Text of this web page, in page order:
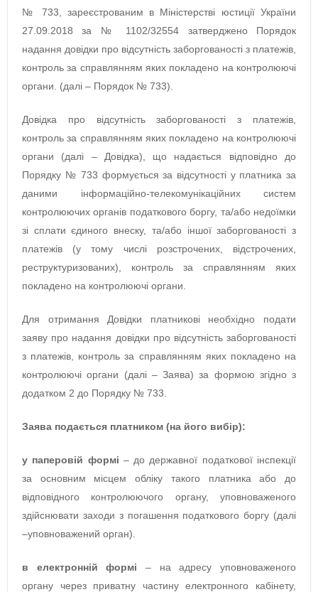
№ 733, зареєстрованим в Міністерстві юстиції України
27.09.2018 за № 1102/32554 затверджено Порядок
надання довідки про відсутність заборгованості з платежів,
контроль за справлянням яких покладено на контролюючі
органи. (далі – Порядок № 733).
Довідка про відсутність заборгованості з платежів,
контроль за справлянням яких покладено на контролюючі
органи (далі – Довідка), що надається відповідно до
Порядку № 733 формується за відсутності у платника за
даними інформаційно-телекомунікаційних систем
контролюючих органів податкового боргу, та/або недоїмки
зі сплати єдиного внеску, та/або іншої заборгованості з
платежів (у тому числі розстрочених, відстрочених,
реструктуризованих), контроль за справлянням яких
покладено на контролюючі органи.
Для отримання Довідки платникові необхідно подати
заяву про надання довідки про відсутність заборгованості
з платежів, контроль за справлянням яких покладено на
контролюючі органи (далі – Заява) за формою згідно з
додатком 2 до Порядку № 733.
Заява подається платником (на його вибір):
у паперовій формі – до державної податкової інспекції
за основним місцем обліку такого платника або до
відповідного контролюючого органу, уповноваженого
здійснювати заходи з погашення податкового боргу (далі
–уповноважений орган).
в електронній формі – на адресу уповноваженого
органу через приватну частину електронного кабінету,